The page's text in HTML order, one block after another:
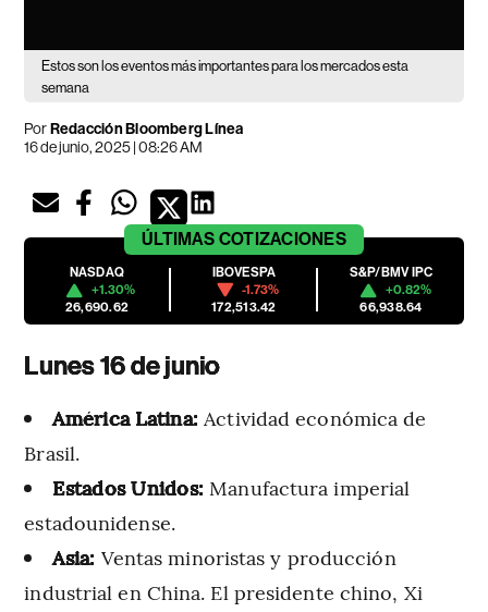
Estos son los eventos más importantes para los mercados esta
semana
PorRedacción Bloomberg Línea
16 de junio, 2025 | 08:26 AM
ÚLTIMAS COTIZACIONES
NASDAQ
+1.30%
26,690.62
IBOVESPA
-1.73%
172,513.42
S&P/BMV IPC
+0.82%
66,938.64
Lunes 16 de junio
América Latina:Actividad económica de
Brasil.
Estados Unidos:Manufactura imperial
estadounidense.
Asia: Ventas minoristas y producción
industrial en China. El presidente chino, Xi